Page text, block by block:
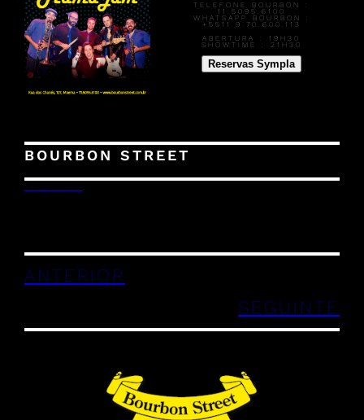
TELEFONE BOURBON :
11.5095.6100
WHATSAPP BOURBON :
+5511.9.70.600.113
ABERTURA :
19H30
SHOWTIME :
21H30
Reservas Sympla
BOURBON STREET
31/01/2023
ANTERIOR
SEGUINTE